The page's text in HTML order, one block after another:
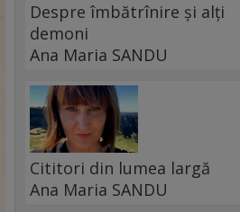
Despre îmbătrînire și alți
demoni
Ana Maria SANDU
Cititori din lumea largă
Ana Maria SANDU